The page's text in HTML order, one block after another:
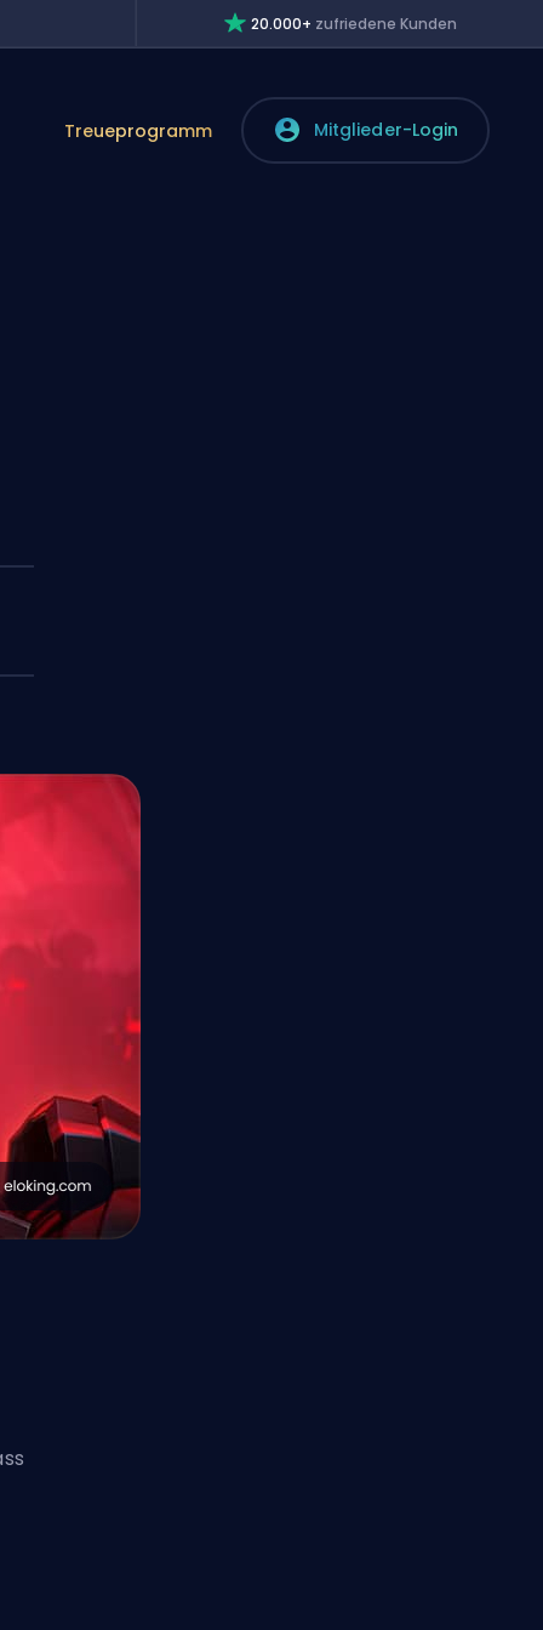
20.000+ zufriedene Kunden
Treueprogramm Mitglieder-Login